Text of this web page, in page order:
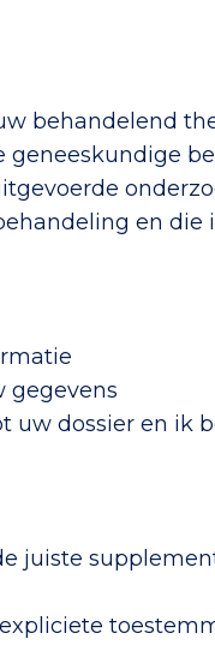
behandelend
en
gegevens
dossier en ik
juiste